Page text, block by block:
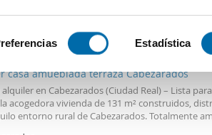
analizándolo activamente para buscar
cómo se procesan sus datos
de datos . Puede cambiar o retirar su
Estadística
2 2 Hab 2 Baños
casa amueblada terraza Cabezarados
alquiler en Cabezarados (Ciudad Real) – Lista
acogedora vivienda de 131 m² construidos,
entorno rural de Cabezarados. Totalmente